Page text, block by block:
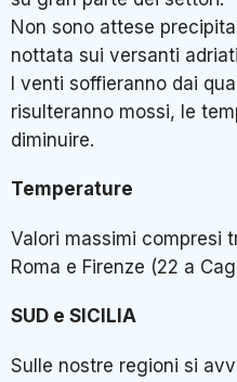
Non sono attese
nottata sui versanti
I venti soffieranno dai
risulteranno mossi, le
diminuire.
Temperature
Valori massimi compresi
Roma e Firenze (22 a
SUD e SICILIA
Sulle nostre regioni si